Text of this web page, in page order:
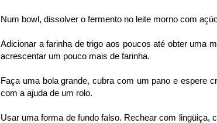
Num bowl, dissolver o fermento no leite morno com
Adicionar a farinha de trigo aos poucos até obter uma
acrescentar um pouco mais de farinha.
Faça uma bola grande, cubra com um pano e espere
com a ajuda de um rolo.
Usar uma forma de fundo falso. Rechear com lingüiça,